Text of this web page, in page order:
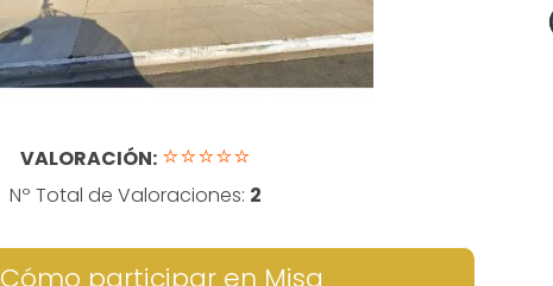
VALORACIÓN: ⭐⭐⭐⭐⭐
Nº Total de Valoraciones: 2
Cómo participar en Misa